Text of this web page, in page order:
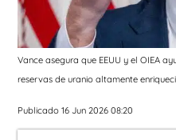
Vance asegura que EEUU y el OIEA
reservas de uranio altamente
Publicado 16 Jun 2026 08:20